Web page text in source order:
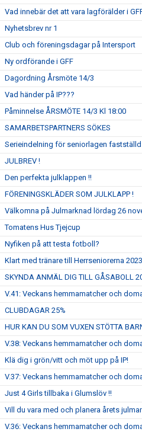
Vad innebär det att vara lagförälder i
Nyhetsbrev nr 1
Club och föreningsdagar på Intersport
Ny ordförande i GFF
Dagordning Årsmöte 14/3
Vad händer på IP???
Påminnelse ÅRSMÖTE 14/3 Kl 18:00
SAMARBETSPARTNERS SÖKES
Serieindelning för seniorlagen fastställd
JULBREV !
Den perfekta julklappen !!
FÖRENINGSKLÄDER SOM JULKLAPP !
Välkomna på Julmarknad lördag 26
Tomatens Hus Tjejcup
Nyfiken på att testa fotboll?
Klart med tränare till Herrseniorerna 2023
SKYNDA ANMÄL DIG TILL GÅSABOLL
V.41: Veckans hemmamatcher och
CLUBDAGAR 25%
HUR KAN DU SOM VUXEN STÖTTA
V.38: Veckans hemmamatcher och
Klä dig i grön/vitt och möt upp på IP!
V.37: Veckans hemmamatcher och
Just 4 Girls tillbaka i Glumslöv !!
Vill du vara med och planera årets
V.36: Veckans hemmamatcher och